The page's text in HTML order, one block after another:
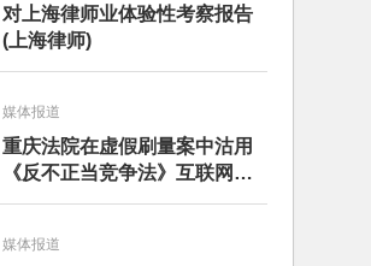
对上海律师业体验性考察报告
(上海律师)
媒体报道
重庆法院在虚假刷量案中沽用
《反不正当竞争法》互联网专
条引发争论——分析评述
媒体报道